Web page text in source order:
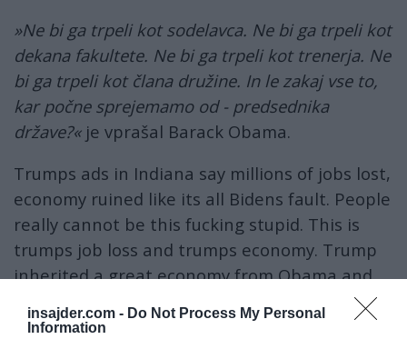
insajder.com - Do Not Process My Personal
Information
»Ne bi ga trpeli kot sodelavca. Ne bi ga trpeli kot
dekana fakultete. Ne bi ga trpeli kot trenerja. Ne
bi ga trpeli kot člana družine. In le zakaj vse to,
kar počne sprejemamo od - predsednika
države?«je vprašal Barack Obama.
Trumps ads in Indiana say millions of jobs lost,
economy ruined like its all Bidens fault. People
really cannot be this fucking stupid. This is
trumps job loss and trumps economy. Trump
inherited a great economy from Obama and
it.#EndTrumpsWarOnUs